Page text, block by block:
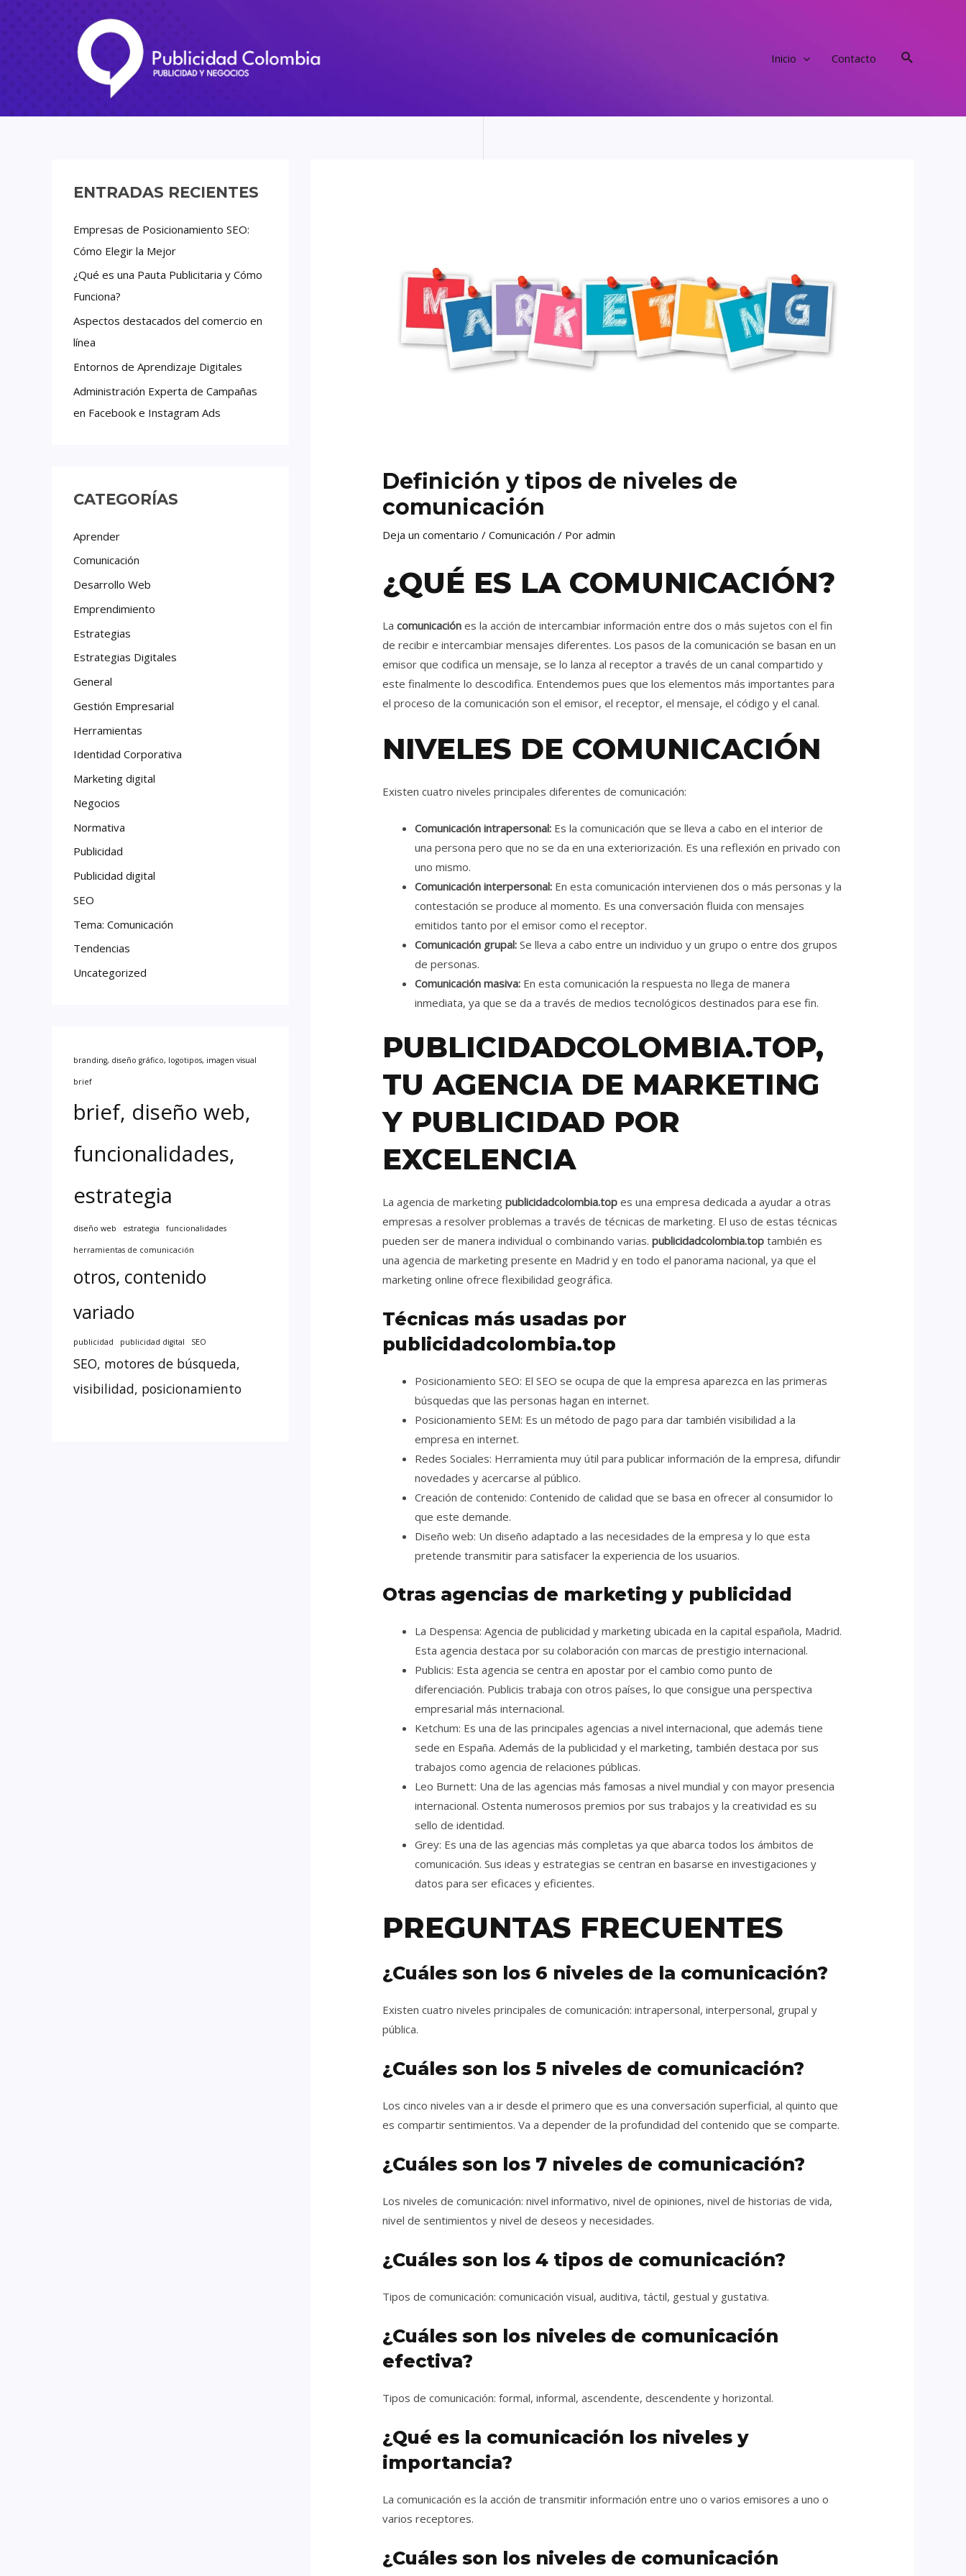
Inicio Contacto Buscar
ENTRADAS RECIENTES
Empresas de Posicionamiento SEO:
Cómo Elegir la Mejor
¿Qué es una Pauta Publicitaria y Cómo
Funciona?
Aspectos destacados del comercio en
línea
Entornos de Aprendizaje Digitales
Administración Experta de Campañas
en Facebook e Instagram Ads
CATEGORÍAS
Aprender
Comunicación
Desarrollo Web
Emprendimiento
Estrategias
Estrategias Digitales
General
Gestión Empresarial
Herramientas
Identidad Corporativa
Marketing digital
Negocios
Normativa
Publicidad
Publicidad digital
SEO
Tema: Comunicación
Tendencias
Uncategorized
branding, diseño gráfico, logotipos, imagen visual
brief
brief, diseño web,
funcionalidades,
estrategia
diseño web estrategia funcionalidades
herramientas de comunicación
otros, contenido
variado
publicidad publicidad digital SEO
SEO, motores de búsqueda,
visibilidad, posicionamiento
Definición y tipos de niveles de
comunicación
Deja un comentario /Comunicación / Poradmin
¿QUÉ ES LA COMUNICACIÓN?
Lacomunicación es la acción de intercambiar información entre dos o más sujetos con el fin
de recibir e intercambiar mensajes diferentes. Los pasos de la comunicación se basan en un
emisor que codifica un mensaje, se lo lanza al receptor a través de un canal compartido y
este finalmente lo descodifica. Entendemos pues que los elementos más importantes para
el proceso de la comunicación son el emisor, el receptor, el mensaje, el código y el canal.
NIVELES DE COMUNICACIÓN
Existen cuatro niveles principales diferentes de comunicación:
Comunicación intrapersonal: Es la comunicación que se lleva a cabo en el interior de
una persona pero que no se da en una exteriorización. Es una reflexión en privado con
uno mismo.
Comunicación interpersonal: En esta comunicación intervienen dos o más personas y la
contestación se produce al momento. Es una conversación fluida con mensajes
emitidos tanto por el emisor como el receptor.
Comunicación grupal: Se lleva a cabo entre un individuo y un grupo o entre dos grupos
de personas.
Comunicación masiva: En esta comunicación la respuesta no llega de manera
inmediata, ya que se da a través de medios tecnológicos destinados para ese fin.
PUBLICIDADCOLOMBIA.TOP,
TU AGENCIA DE MARKETING
Y PUBLICIDAD POR
EXCELENCIA
La agencia de marketingpublicidadcolombia.top es una empresa dedicada a ayudar a otras
empresas a resolver problemas a través de técnicas de marketing. El uso de estas técnicas
pueden ser de manera individual o combinando varias.publicidadcolombia.top también es
una agencia de marketing presente en Madrid y en todo el panorama nacional, ya que el
marketing online ofrece flexibilidad geográfica.
Técnicas más usadas por
publicidadcolombia.top
Posicionamiento SEO: El SEO se ocupa de que la empresa aparezca en las primeras
búsquedas que las personas hagan en internet.
Posicionamiento SEM: Es un método de pago para dar también visibilidad a la
empresa en internet.
Redes Sociales: Herramienta muy útil para publicar información de la empresa, difundir
novedades y acercarse al público.
Creación de contenido: Contenido de calidad que se basa en ofrecer al consumidor lo
que este demande.
Diseño web: Un diseño adaptado a las necesidades de la empresa y lo que esta
pretende transmitir para satisfacer la experiencia de los usuarios.
Otras agencias de marketing y publicidad
La Despensa: Agencia de publicidad y marketing ubicada en la capital española, Madrid.
Esta agencia destaca por su colaboración con marcas de prestigio internacional.
Publicis: Esta agencia se centra en apostar por el cambio como punto de
diferenciación. Publicis trabaja con otros países, lo que consigue una perspectiva
empresarial más internacional.
Ketchum: Es una de las principales agencias a nivel internacional, que además tiene
sede en España. Además de la publicidad y el marketing, también destaca por sus
trabajos como agencia de relaciones públicas.
Leo Burnett: Una de las agencias más famosas a nivel mundial y con mayor presencia
internacional. Ostenta numerosos premios por sus trabajos y la creatividad es su
sello de identidad.
Grey: Es una de las agencias más completas ya que abarca todos los ámbitos de
comunicación. Sus ideas y estrategias se centran en basarse en investigaciones y
datos para ser eficaces y eficientes.
PREGUNTAS FRECUENTES
¿Cuáles son los 6 niveles de la comunicación?
Existen cuatro niveles principales de comunicación: intrapersonal, interpersonal, grupal y
pública.
¿Cuáles son los 5 niveles de comunicación?
Los cinco niveles van a ir desde el primero que es una conversación superficial, al quinto que
es compartir sentimientos. Va a depender de la profundidad del contenido que se comparte.
¿Cuáles son los 7 niveles de comunicación?
Los niveles de comunicación: nivel informativo, nivel de opiniones, nivel de historias de vida,
nivel de sentimientos y nivel de deseos y necesidades.
¿Cuáles son los 4 tipos de comunicación?
Tipos de comunicación: comunicación visual, auditiva, táctil, gestual y gustativa.
¿Cuáles son los niveles de comunicación
efectiva?
Tipos de comunicación: formal, informal, ascendente, descendente y horizontal.
¿Qué es la comunicación los niveles y
importancia?
La comunicación es la acción de transmitir información entre uno o varios emisores a uno o
varios receptores.
¿Cuáles son los niveles de comunicación